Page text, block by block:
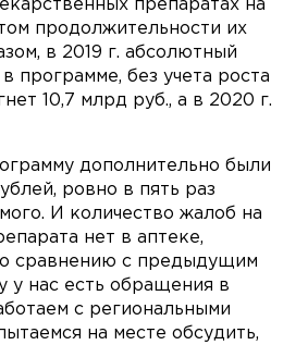
препаратах на
продолжительности их
в 2019 г. абсолютный
программе, без учета роста
10,7 млрд руб., а в 2020 г.
дополнительно были
ровно в пять раз
И количество жалоб на
нет в аптеке,
сравнению с предыдущим
у нас есть обращения в
с региональными
на месте обсудить,